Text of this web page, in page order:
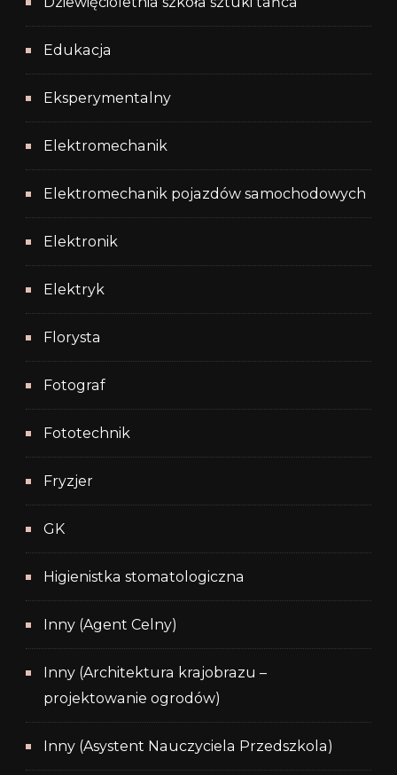
Edukacja
Eksperymentalny
Elektromechanik
Elektromechanik pojazdów samochodowych
Elektronik
Elektryk
Florysta
Fotograf
Fototechnik
Fryzjer
GK
Higienistka stomatologiczna
Inny (Agent Celny)
Inny (Architektura krajobrazu –
projektowanie ogrodów)
Inny (Asystent Nauczyciela Przedszkola)